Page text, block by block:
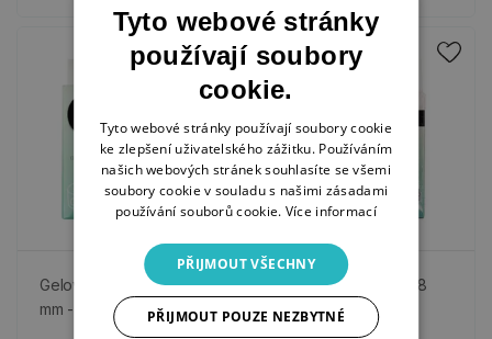
Gelové lepicí tečky, 4
mm - 110 ks
Gelové lepicí tečky, 8
mm - 200 ks
Tyto webové stránky
používají soubory
cookie.
Tyto webové stránky používají soubory cookie
ke zlepšení uživatelského zážitku. Používáním
našich webových stránek souhlasíte se všemi
soubory cookie v souladu s našimi zásadami
používání souborů cookie. Více informací
PŘIJMOUT VŠECHNY
PŘIJMOUT POUZE NEZBYTNÉ